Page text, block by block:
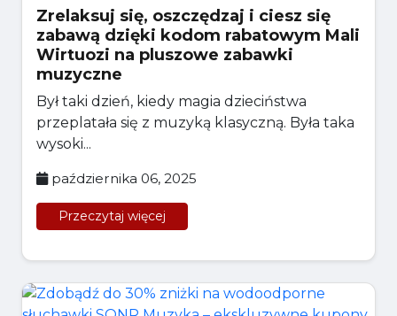
Zrelaksuj się, oszczędzaj i ciesz się
zabawą dzięki kodom rabatowym Mali
Wirtuozi na pluszowe zabawki
muzyczne
Był taki dzień, kiedy magia dzieciństwa
przeplatała się z muzyką klasyczną. Była taka
wysoki...
października 06, 2025
Przeczytaj więcej